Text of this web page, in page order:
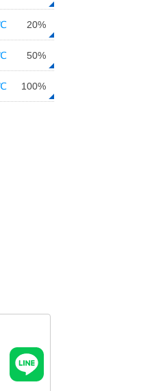
に大雨
3以上
時間
20%
50%
100%